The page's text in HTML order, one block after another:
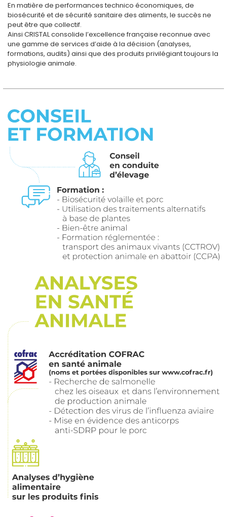
En matière de performances technico économiques, de
biosécurité et de sécurité sanitaire des aliments, le succès ne
peut être que collectif.
Ainsi CRISTAL consolide l’excellence française reconnue avec
une gamme de services d’aide à la décision (analyses,
formations, audits) ainsi que des produits privilégiant toujours la
physiologie animale.